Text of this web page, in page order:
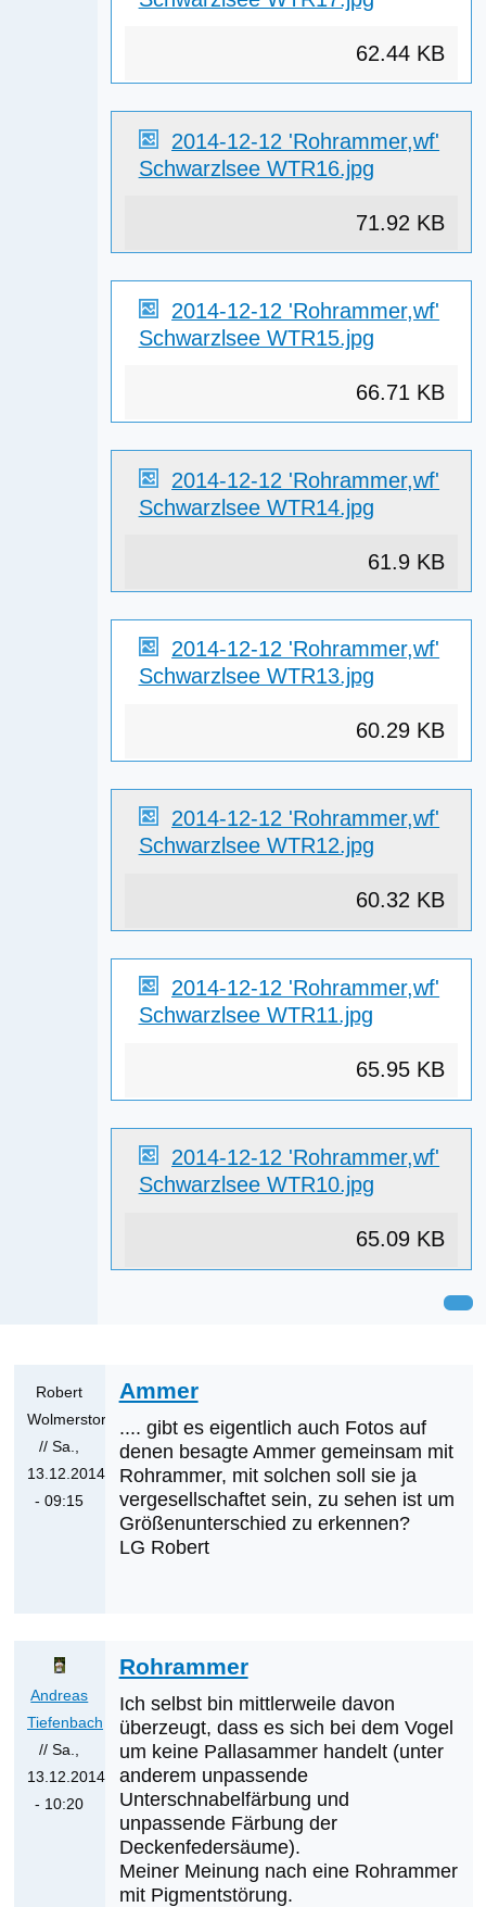
62.44 KB
2014-12-12 'Rohrammer,wf'
Schwarzlsee WTR16.jpg
71.92 KB
2014-12-12 'Rohrammer,wf'
Schwarzlsee WTR15.jpg
66.71 KB
2014-12-12 'Rohrammer,wf'
Schwarzlsee WTR14.jpg
61.9 KB
2014-12-12 'Rohrammer,wf'
Schwarzlsee WTR13.jpg
60.29 KB
2014-12-12 'Rohrammer,wf'
Schwarzlsee WTR12.jpg
60.32 KB
2014-12-12 'Rohrammer,wf'
Schwarzlsee WTR11.jpg
65.95 KB
2014-12-12 'Rohrammer,wf'
Schwarzlsee WTR10.jpg
65.09 KB
Robert
Wolmerstorfer
// Sa.,
13.12.2014
- 09:15
nächsten
Erstnachweise
sein?
von
Klaus
Cerjak
Ammer
.... gibt es eigentlich auch Fotos auf
denen besagte Ammer gemeinsam mit
Rohrammer, mit solchen soll sie ja
vergesellschaftet sein, zu sehen ist um
Größenunterschied zu erkennen?
LG Robert
Andreas
Tiefenbach
// Sa.,
13.12.2014
- 10:20
Rohrammer
Ich selbst bin mittlerweile davon
überzeugt, dass es sich bei dem Vogel
um keine Pallasammer handelt (unter
anderem unpassende
Unterschnabelfärbung und
unpassende Färbung der
Deckenfedersäume).
Meiner Meinung nach eine Rohrammer
mit Pigmentstörung.